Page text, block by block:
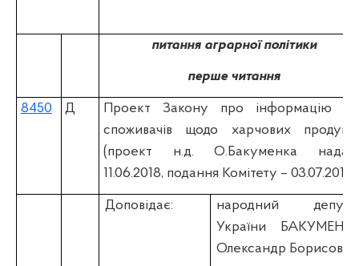
питання аграрної політики
перше читання
8450 Д
Проект Закону про інформацію
споживачів щодо харчових
(проект н.д. О.Бакуменка
11.06.2018, подання Комітету – 03.07.2018)
Доповідає:
народний
України
Олександр Борисович